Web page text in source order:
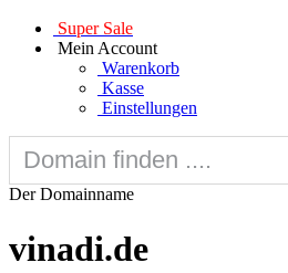
Super Sale
Mein Account
Warenkorb
Kasse
Einstellungen
Der Domainname
vinadi.de